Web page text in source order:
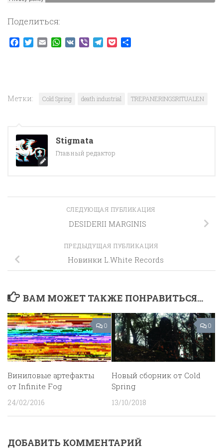
Поделиться:
Facebook
TwitterEmailWhatsApp
VK ViberTelegram
Pocket
Метки: Cold Spring death industrial TREPANERINGSRITUALEN
Stigmata
Главный редактор
СЛЕДУЮЩАЯ ПУБЛИКАЦИЯ
DESIDERII MARGINIS
ПРЕДЫДУЩАЯ ПУБЛИКАЦИЯ
Новинки L.White Records
ВАМ МОЖЕТ ТАКЖЕ ПОНРАВИТЬСЯ...
0
Виниловые артефакты
от Infinite Fog
24/02/2016
0
Новый сборник от Cold
Spring
13/10/2018
ДОБАВИТЬ КОММЕНТАРИЙ